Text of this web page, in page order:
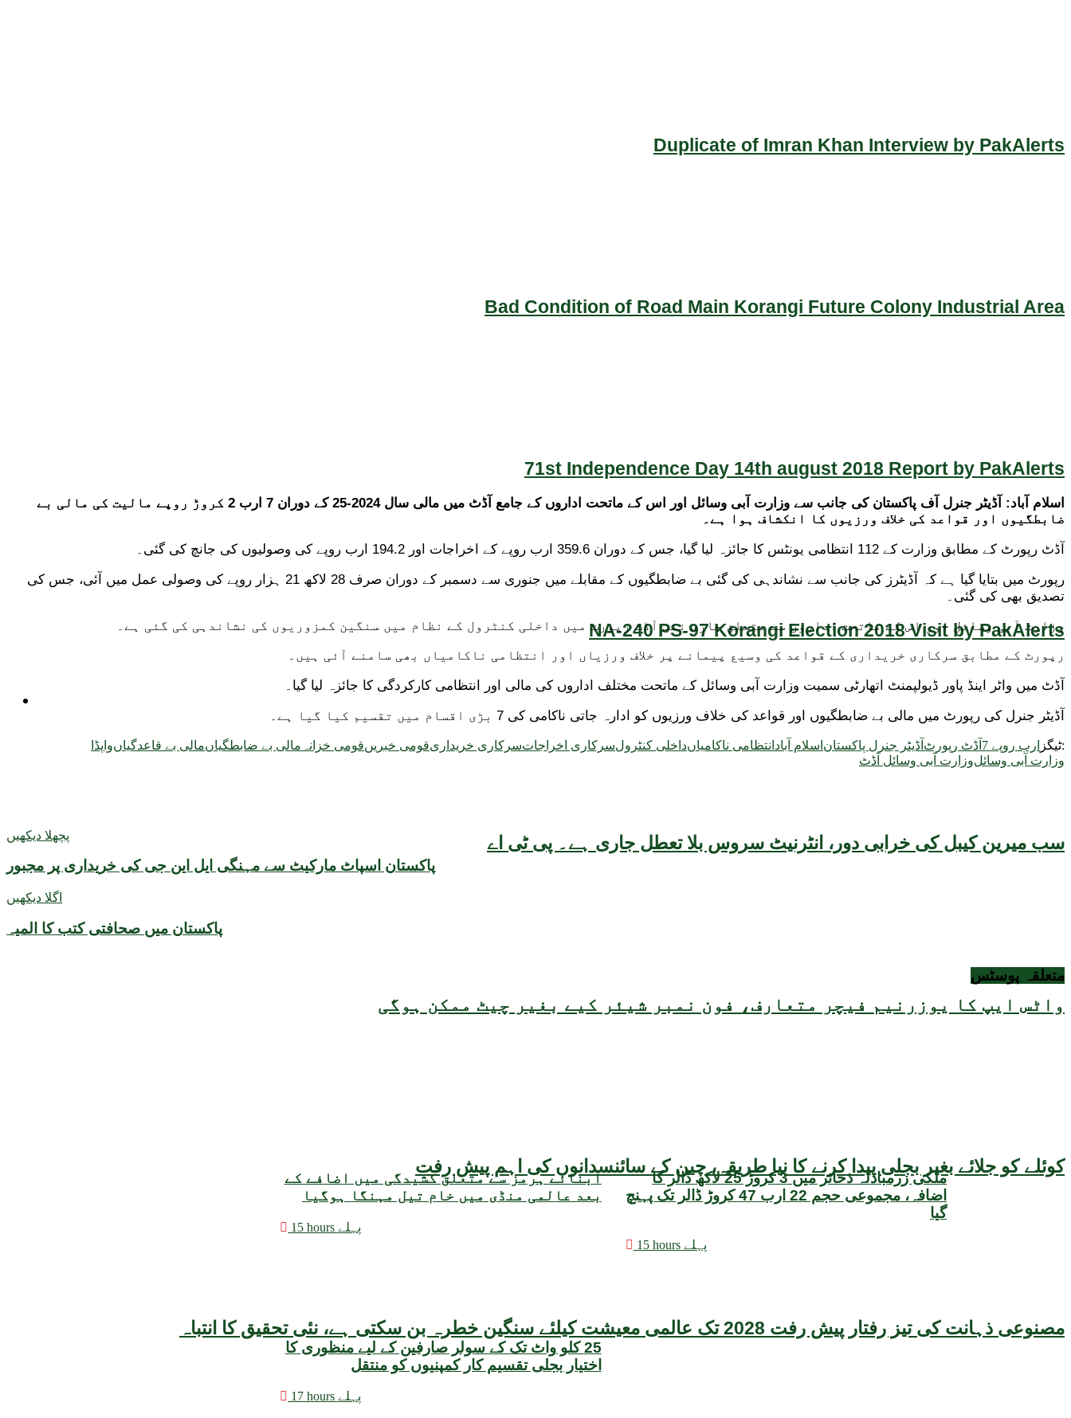
Duplicate of Imran Khan Interview by PakAlerts
Bad Condition of Road Main Korangi Future Colony Industrial Area
71st Independence Day 14th august 2018 Report by PakAlerts
NA-240 PS-97 Korangi Election 2018 Visit by PakAlerts
سب میرین کیبل کی خرابی دور، انٹرنیٹ سروس بلا تعطل جاری ہے۔ پی ٹی اے
واٹس ایپ کا یوزرنیم فیچر متعارف، فون نمبر شیئر کیے بغیر چیٹ ممکن ہوگی
کوئلے کو جلائے بغیر بجلی پیدا کرنے کا نیا طریقہ، چین کے سائنسدانوں کی اہم پیش رفت
مصنوعی ذہانت کی تیز رفتار پیش رفت 2028 تک عالمی معیشت کیلئے سنگین خطرہ بن سکتی ہے، نئی تحقیق کا انتباہ
اسلام آباد: آڈیٹر جنرل آف پاکستان کی جانب سے وزارت آبی وسائل اور اس کے ماتحت اداروں کے جامع آڈٹ میں مالی سال 2024-25 کے دوران 7 ارب 2 کروڑ روپے مالیت کی مالی بے
ضابطگیوں اور قواعد کی خلاف ورزیوں کا انکشاف ہوا ہے۔
آڈٹ رپورٹ کے مطابق وزارت کے 112 انتظامی یونٹس کا جائزہ لیا گیا، جس کے دوران 359.6 ارب روپے کے اخراجات اور 194.2 ارب روپے کی وصولیوں کی جانچ کی گئی۔
رپورٹ میں بتایا گیا ہے کہ آڈیٹرز کی جانب سے نشاندہی کی گئی بے ضابطگیوں کے مقابلے میں جنوری سے دسمبر کے دوران صرف 28 لاکھ 21 ہزار روپے کی وصولی عمل میں آئی، جس کی
تصدیق بھی کی گئی۔
وزارت آبی وسائل اور اس کے ماتحت اداروں سے متعلق جاری نئی آڈٹ رپورٹ میں داخلی کنٹرول کے نظام میں سنگین کمزوریوں کی نشاندہی کی گئی ہے۔
رپورٹ کے مطابق سرکاری خریداری کے قواعد کی وسیع پیمانے پر خلاف ورزیاں اور انتظامی ناکامیاں بھی سامنے آئی ہیں۔
آڈٹ میں واٹر اینڈ پاور ڈیولپمنٹ اتھارٹی سمیت وزارت آبی وسائل کے ماتحت مختلف اداروں کی مالی اور انتظامی کارکردگی کا جائزہ لیا گیا۔
آڈیٹر جنرل کی رپورٹ میں مالی بے ضابطگیوں اور قواعد کی خلاف ورزیوں کو ادارہ جاتی ناکامی کی 7 بڑی اقسام میں تقسیم کیا گیا ہے۔
ٹیگز: 7 ارب روپے آڈٹ رپورٹ آڈیٹر جنرل پاکستان اسلام آباد انتظامی ناکامیاںداخلی کنٹرولسرکاری اخراجاتسرکاری خریداریقومی خبریںقومی خزانہ مالی بے ضابطگیاںمالی بے قاعدگیاںواپڈا
وزارت آبی وسائلوزارت آبی وسائل آڈٹ
پچھلا دیکھیں
پاکستان اسپاٹ مارکیٹ سے مہنگی ایل این جی کی خریداری پر مجبور
اگلا دیکھیں
پاکستان میں صحافتی کتب کا المیہ
متعلقہ پوسٹس
ملکی زرمبادلہ ذخائر میں 3 کروڑ 25 لاکھ ڈالر کا
اضافہ، مجموعی حجم 22 ارب 47 کروڑ ڈالر تک پہنچ
گیا
15 hours پہلے
آبنائے ہرمز سے متعلق کشیدگی میں اضافے کے
بعد عالمی منڈی میں خام تیل مہنگا ہوگیا
15 hours پہلے
25 کلو واٹ تک کے سولر صارفین کے لیے منظوری کا
اختیار بجلی تقسیم کار کمپنیوں کو منتقل
17 hours پہلے